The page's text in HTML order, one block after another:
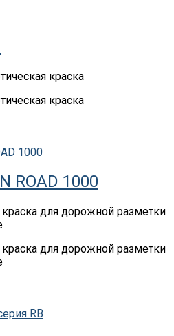
краска
краска
ROAD 1000
для дорожной разметки
для дорожной разметки